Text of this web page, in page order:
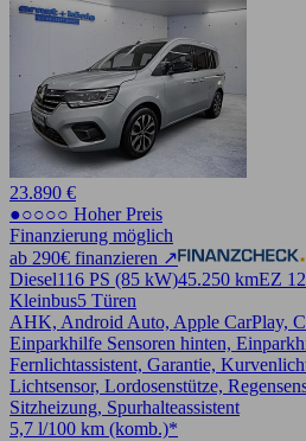
23.890 €
●○○○○ Hoher Preis
Finanzierung möglich
ab 290€ finanzieren ↗
Diesel116 PS (85 kW)45.250 kmEZ
Kleinbus5 Türen
AHK, Android Auto, Apple CarPlay,
Einparkhilfe Sensoren hinten,
Fernlichtassistent, Garantie,
Lichtsensor, Lordosenstütze,
Sitzheizung, Spurhalteassistent
5,7 l/100 km (komb.)*